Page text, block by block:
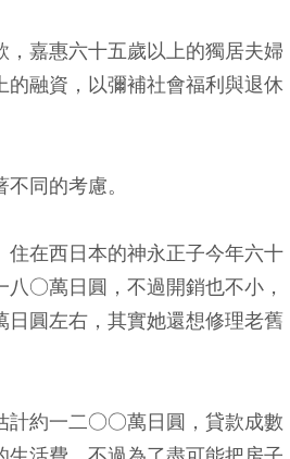
嘉惠六十五歲以上的獨居夫婦
融資，以彌補社會福利與退休
同的考慮。
住在西日本的神永正子今年六十
○萬日圓，不過開銷也不小，
圓左右，其實她還想修理老舊
計約一二○○萬日圓，貸款成數